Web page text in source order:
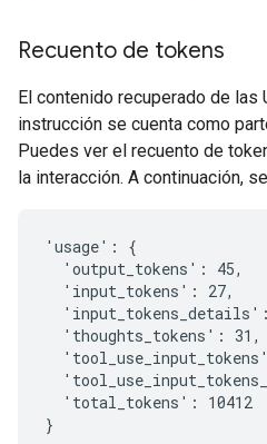
Recuento de tokens
El contenido recuperado de
instrucción se cuenta como
Puedes ver el recuento de
la interacción. A continuación,
'usage': {
  'output_tokens': 45,
  'input_tokens': 27,
  'thoughts_tokens': 31,
  'total_tokens': 10412